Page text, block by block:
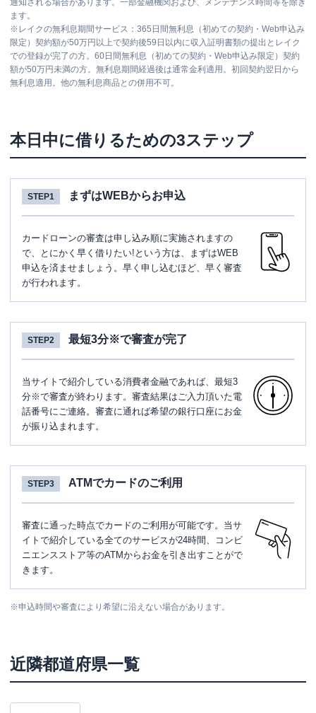
通知される場合があります。一部金融機関および、メンテナンス時間等を除き
ます。
※ レイクの無利息期間サービス：365日間無利息（初めての契約・Web申込み
限定）契約額が50万円以上で契約後59日以内に収入証明書類の提出とレイク
での登録が完了の方。60日間無利息（初めての契約・Web申込み限定）契約
額が50万円未満の方。無利息期間経過後は通常金利適用。初回契約翌日から
無利息適用。他の無利息商品との併用不可。
本日中に借りるための3ステップ
STEP1 まずはWEBからお申込
カードローンの審査は申し込み順に実施されますの
で、とにかく早く借りたい!という方は、まずはWEB
申込を済ませましょう。早く申し込むほど、早く審査
が行われます。
STEP2 最短3分※で審査が完了
当サイトで紹介している消費者金融であれば、最短3
分※で審査が終わります。審査結果はご入力頂いた電
話番号にご連絡。審査に通れば希望の銀行口座にお金
が振り込まれます。
STEP3 ATMでカードのご利用
審査に通った時点でカードのご利用が可能です。当サ
イトで紹介している全てのサービスが24時間、コンビ
ニエンスストア等のATMからお金を引き出すことがで
きます。
※申込時間や審査により希望に沿えない場合があります。
近隣都道府県一覧